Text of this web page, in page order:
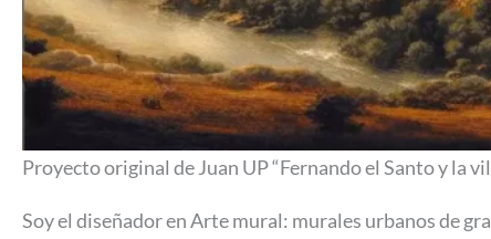
Proyecto original de Juan UP “Fernando el Santo y la
Soy el diseñador en Arte mural: murales urbanos de